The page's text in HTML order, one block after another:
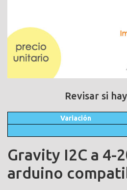
Revisar si
Variación
Gravity I2C a 4-
arduino